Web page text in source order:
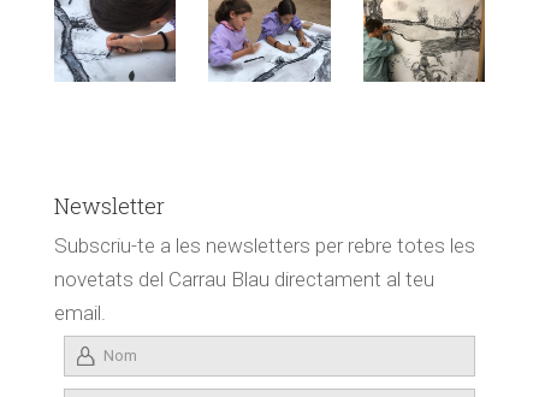
Newsletter
Subscriu-te a les newsletters per rebre totes les
novetats del Carrau Blau directament al teu
email.